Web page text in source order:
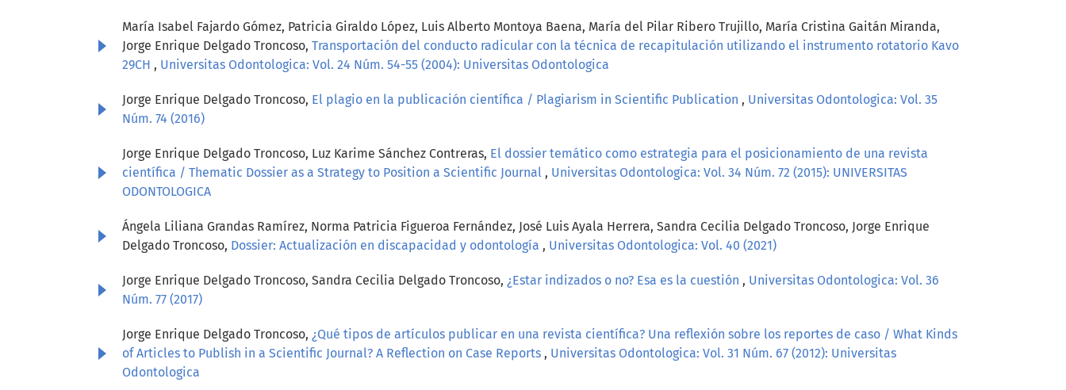
María Isabel Fajardo Gómez, Patricia Giraldo López, Luis Alberto Montoya Baena, María del Pilar Ribero Trujillo, María Cristina Gaitán Miranda,
Jorge Enrique Delgado Troncoso, Transportación del conducto radicular con la técnica de recapitulación utilizando el instrumento rotatorio Kavo
29CH , Universitas Odontologica: Vol. 24 Núm. 54-55 (2004): Universitas Odontologica
Jorge Enrique Delgado Troncoso, El plagio en la publicación científica / Plagiarism in Scientific Publication , Universitas Odontologica: Vol. 35
Núm. 74 (2016)
Jorge Enrique Delgado Troncoso, Luz Karime Sánchez Contreras, El dossier temático como estrategia para el posicionamiento de una revista
científica / Thematic Dossier as a Strategy to Position a Scientific Journal , Universitas Odontologica: Vol. 34 Núm. 72 (2015): UNIVERSITAS
ODONTOLOGICA
Ángela Liliana Grandas Ramírez, Norma Patricia Figueroa Fernández, José Luis Ayala Herrera, Sandra Cecilia Delgado Troncoso, Jorge Enrique
Delgado Troncoso, Dossier: Actualización en discapacidad y odontología , Universitas Odontologica: Vol. 40 (2021)
Jorge Enrique Delgado Troncoso, Sandra Cecilia Delgado Troncoso, ¿Estar indizados o no? Esa es la cuestión , Universitas Odontologica: Vol. 36
Núm. 77 (2017)
Jorge Enrique Delgado Troncoso, ¿Qué tipos de artículos publicar en una revista científica? Una reflexión sobre los reportes de caso / What Kinds
of Articles to Publish in a Scientific Journal? A Reflection on Case Reports , Universitas Odontologica: Vol. 31 Núm. 67 (2012): Universitas
Odontologica